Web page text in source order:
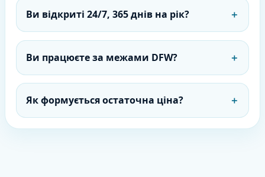
Ви відкриті 24/7, 365 днів на рік? ＋
Ви працюєте за межами DFW? ＋
Як формується остаточна ціна? ＋